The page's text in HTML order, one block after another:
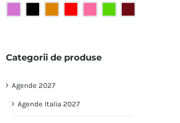
Categorii de produse
Agende 2027
Agende Italia 2027